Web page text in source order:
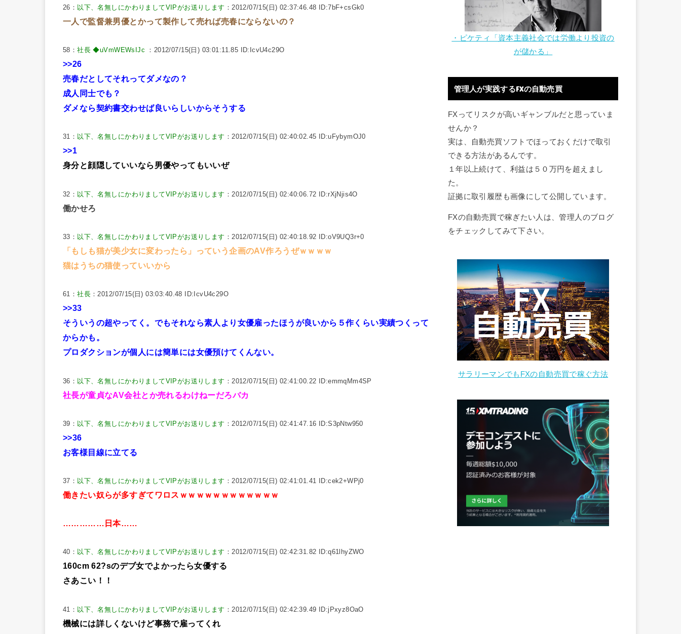
26： 以下、名無しにかわりましてVIPがお送りします ：2012/07/15(日) 02:37:46.48 ID:7bF+csGk0
一人で監督兼男優とかって製作して売れば売春にならないの？
58：社長 ◆uVmWEWsIJc ：2012/07/15(日) 03:01:11.85 ID:IcvU4c29O
>>26
売春だとしてそれってダメなの？
成人同士でも？
ダメなら契約書交わせば良いらしいからそうする
31： 以下、名無しにかわりましてVIPがお送りします ：2012/07/15(日) 02:40:02.45 ID:uFybymOJ0
>>1
身分と顔隠していいなら男優やってもいいぜ
32： 以下、名無しにかわりましてVIPがお送りします ：2012/07/15(日) 02:40:06.72 ID:rXjNjis4O
働かせろ
33： 以下、名無しにかわりましてVIPがお送りします ：2012/07/15(日) 02:40:18.92 ID:oV9UQ3r+0
「もしも猫が美少女に変わったら」っていう企画のAV作ろうぜｗｗｗｗ
猫はうちの猫使っていいから
61：社長 ：2012/07/15(日) 03:03:40.48 ID:IcvU4c29O
>>33
そういうの超やってく。でもそれなら素人より女優雇ったほうが良いから５作くらい実績つくって
からかも。
プロダクションが個人には簡単には女優預けてくんない。
36： 以下、名無しにかわりましてVIPがお送りします ：2012/07/15(日) 02:41:00.22 ID:emmqMm4SP
社長が童貞なAV会社とか売れるわけねーだろバカ
39： 以下、名無しにかわりましてVIPがお送りします ：2012/07/15(日) 02:41:47.16 ID:S3pNtw950
>>36
お客様目線に立てる
37： 以下、名無しにかわりましてVIPがお送りします ：2012/07/15(日) 02:41:01.41 ID:cek2+WPj0
働きたい奴らが多すぎてワロスｗｗｗｗｗｗｗｗｗｗｗｗ
……………日本……
40： 以下、名無しにかわりましてVIPがお送りします ：2012/07/15(日) 02:42:31.82 ID:q61lhyZWO
160cm 62?sのデブ女でよかったら女優する
さあこい！！
41： 以下、名無しにかわりましてVIPがお送りします ：2012/07/15(日) 02:42:39.49 ID:jPxyz8OaO
機械には詳しくないけど事務で雇ってくれ
・ピケティ「資本主義社会では労働より投資の
が儲かる」
管理人が実践するFXの自動売買
FXってリスクが高いギャンブルだと思っていま
せんか？
実は、自動売買ソフトでほっておくだけで取引
できる方法があるんです。
１年以上続けて、利益は５０万円を超えまし
た。
証拠に取引履歴も画像にして公開しています。
FXの自動売買で稼ぎたい人は、管理人のブログ
をチェックしてみて下さい。
サラリーマンでもFXの自動売買で稼ぐ方法